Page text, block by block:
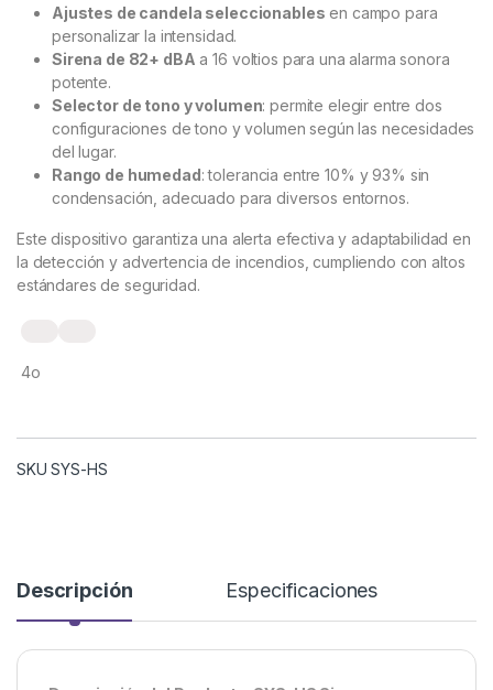
Ajustes de candela seleccionables en campo para
personalizar la intensidad.
Sirena de 82+ dBA a 16 voltios para una alarma sonora
potente.
Selector de tono y volumen: permite elegir entre dos
configuraciones de tono y volumen según las necesidades
del lugar.
Rango de humedad: tolerancia entre 10% y 93% sin
condensación, adecuado para diversos entornos.
Este dispositivo garantiza una alerta efectiva y adaptabilidad en
la detección y advertencia de incendios, cumpliendo con altos
estándares de seguridad.
4o
SKU SYS-HS
Descripción Especificaciones